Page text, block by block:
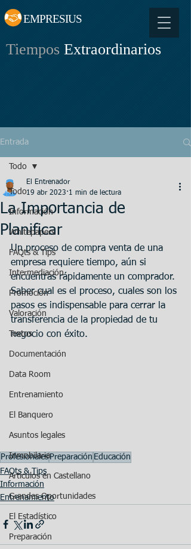
EMPRESIUS
Tiempos Extraordinarios
Entrada
Todo
Información
Whitepapers
FAQts & Tips
Intermediación
Promoción
Valoración
Textos
Documentación
Data Room
Entrenamiento
El Banquero
Asuntos legales
Inmobilaria
Articulos en Castellano
Grandes Oportunidades
El Estadístico
Preparación
Todo
La Importancia de
Planificar
El Entrenador
19 abr 2023 1 min de lectura
Un proceso de compra venta de una
empresa requiere tiempo, aún si
encuentras rápidamente un comprador.
Saber cual es el proceso, cuales son los
pasos es indispensable para cerrar la
transferencia de la propiedad de tu
negocio con éxito.
ProfesionalesPreparación Educación
FAQts & Tips
Información
Entrenamiento